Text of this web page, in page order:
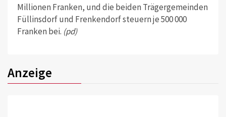
Millionen Franken, und die beiden Trägergemeinden
Füllinsdorf und Frenkendorf steuern je 500 000
Franken bei. (pd)
Anzeige